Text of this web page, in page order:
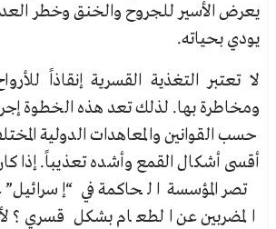
يعرض الأسير للجروح والخنق وخطر
يودي بحياته.
لا تعتبر التغذية القسرية إنقاذاً
ومخاطرة بها. لذلك تعد هذه الخطوة
حسب القوانين والمعاهدات الدولية
أقسى أشكال القمع وأشده تعذيباً. إذا كان
تصر المؤسسة الحاكمة في “إسرائيل”
المضربين عن الطعام بشكل قسري؟